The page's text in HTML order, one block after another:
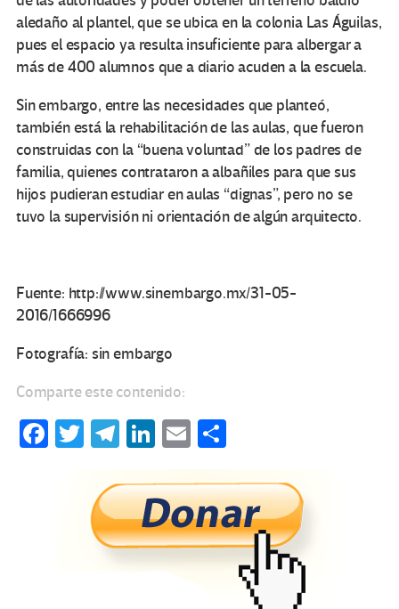
aledaño al plantel, que se ubica en la colonia Las Águilas,
pues el espacio ya resulta insuficiente para albergar a
más de 400 alumnos que a diario acuden a la escuela.
Sin embargo, entre las necesidades que planteó,
también está la rehabilitación de las aulas, que fueron
construidas con la “buena voluntad” de los padres de
familia, quienes contrataron a albañiles para que sus
hijos pudieran estudiar en aulas “dignas”, pero no se
tuvo la supervisión ni orientación de algún arquitecto.
Fuente: http://www.sinembargo.mx/31-05-
2016/1666996
Fotografía: sin embargo
Comparte este contenido:
Fa T
tt
er
Te
gr
a
m
Li
ke
dI
n
E
ail m
p
ar
tir